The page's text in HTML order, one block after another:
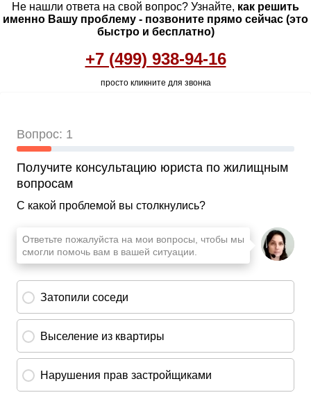
Не нашли ответа на свой вопрос? Узнайте, как решить
именно Вашу проблему - позвоните прямо сейчас (это
быстро и бесплатно)
+7 (499) 938-94-16
просто кликните для звонка